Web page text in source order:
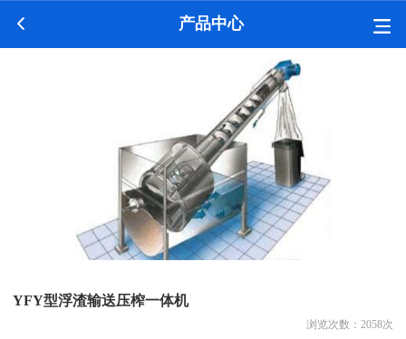
产品中心
YFY型浮渣输送压榨一体机
浏览次数： 2058次